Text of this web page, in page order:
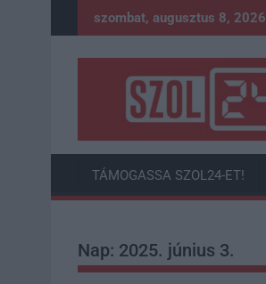
to
szombat, augusztus 8, 2026
TÁMOGASSA SZOL24-ET!
Nap: 2025. június 3.